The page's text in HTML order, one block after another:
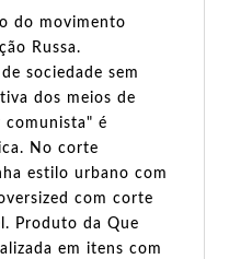
do movimento
Russa.
sociedade sem
dos meios de
comunista" é
No corte
estilo urbano com
com corte
Produto da Que
em itens com